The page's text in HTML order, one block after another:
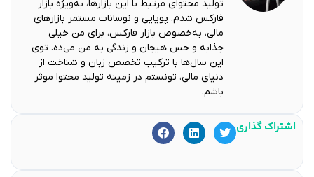
تولید محتوای مرتبط با این بازارها، به‌ویژه بازار
فارکس شدم. پویایی و نوسانات مستمر بازارهای
مالی، به‌خصوص بازار فارکس، برای من خیلی
جذابه و حس هیجان و زندگی به من می‌ده. توی
این سال‌ها با ترکیب تخصص زبان و شناخت از
دنیای مالی، تونستم در زمینه تولید محتوا موثر
باشم.
اشتراک گذاری